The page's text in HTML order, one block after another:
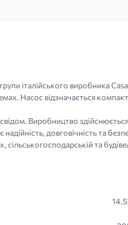
італійського виробника
Насос відзначається
Виробництво здійснюється
довговічність та
та